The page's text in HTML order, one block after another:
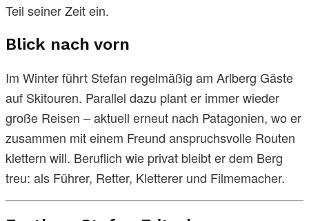
Teil seiner Zeit ein.
Blick nach vorn
Im Winter führt Stefan regelmäßig am Arlberg Gäste
auf Skitouren. Parallel dazu plant er immer wieder
große Reisen – aktuell erneut nach Patagonien, wo er
zusammen mit einem Freund anspruchsvolle Routen
klettern will. Beruflich wie privat bleibt er dem Berg
treu: als Führer, Retter, Kletterer und Filmemacher.